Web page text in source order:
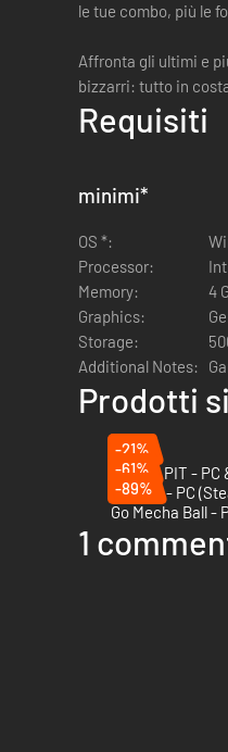
le tue combo, più le
Affronta gli ultimi e
bizzarri: tutto in
Requisiti
minimi*
OS *:
Processor:
Memory:
4
Graphics:
Storage:
Additional Notes:
Prodotti
-21%
BALL x PIT -
-61%
Voidigo - PC
-89%
Go Mecha Ball -
1